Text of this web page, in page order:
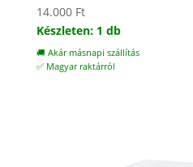
14.000 Ft
Készleten: 1 db
🚚 Akár másnapi szállítás
✅ Magyar raktárról